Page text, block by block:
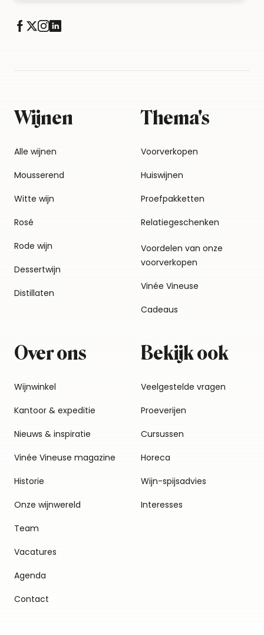
Wijnen
Alle wijnen
Mousserend
Witte wijn
Rosé
Rode wijn
Dessertwijn
Distillaten
Thema's
Voorverkopen
Huiswijnen
Proefpakketten
Relatiegeschenken
Voordelen van onze
voorverkopen
Vinée Vineuse
Cadeaus
Over ons
Wijnwinkel
Kantoor & expeditie
Nieuws & inspiratie
Vinée Vineuse magazine
Historie
Onze wijnwereld
Team
Vacatures
Agenda
Contact
Bekijk ook
Veelgestelde vragen
Proeverijen
Cursussen
Horeca
Wijn-spijsadvies
Interesses